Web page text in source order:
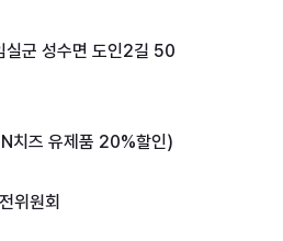
실군 성수면 도인2길 50
치즈 유제품 20%할인)
위원회